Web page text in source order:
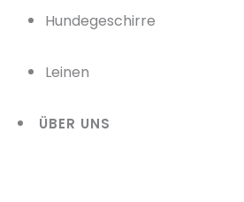
Hundegeschirre
Leinen
ÜBER UNS